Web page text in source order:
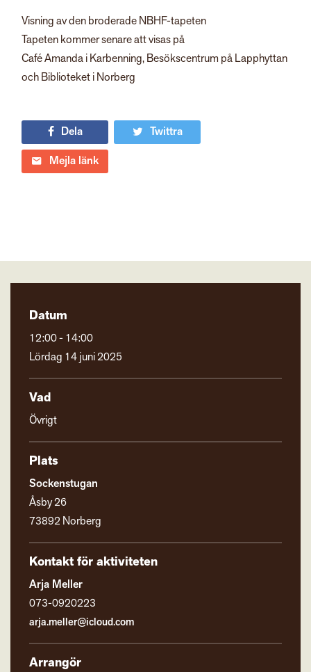
Visning av den broderade NBHF-tapeten
Tapeten kommer senare att visas på
Café Amanda i Karbenning, Besökscentrum på Lapphyttan
och Biblioteket i Norberg
Dela
Twittra
Mejla länk
Datum
12:00 - 14:00
Lördag 14 juni 2025
Vad
Övrigt
Plats
Sockenstugan
Åsby 26
73892 Norberg
Kontakt för aktiviteten
Arja Meller
073-0920223
arja.meller@icloud.com
Arrangör